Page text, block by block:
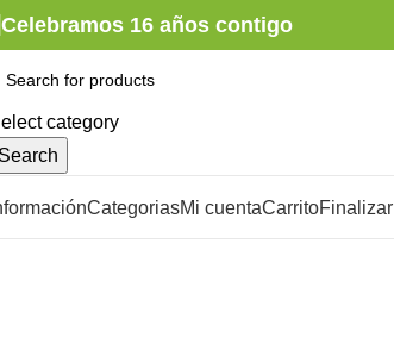
Celebramos 16 años contigo
category
CategoriasMi cuentaCarrito